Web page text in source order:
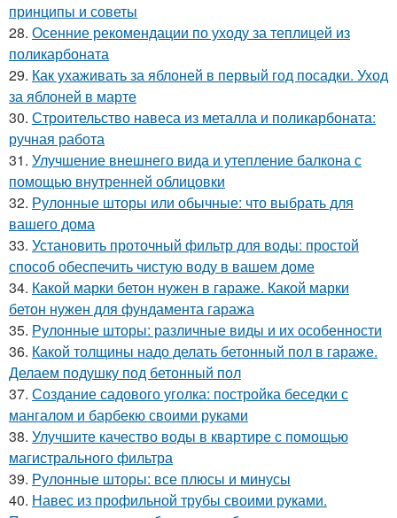
принципы и советы
28. Осенние рекомендации по уходу за теплицей из
поликарбоната
29. Как ухаживать за яблоней в первый год посадки. Уход
за яблоней в марте
30. Строительство навеса из металла и поликарбоната:
ручная работа
31. Улучшение внешнего вида и утепление балкона с
помощью внутренней облицовки
32. Рулонные шторы или обычные: что выбрать для
вашего дома
33. Установить проточный фильтр для воды: простой
способ обеспечить чистую воду в вашем доме
34. Какой марки бетон нужен в гараже. Какой марки
бетон нужен для фундамента гаража
35. Рулонные шторы: различные виды и их особенности
36. Какой толщины надо делать бетонный пол в гараже.
Делаем подушку под бетонный пол
37. Создание садового уголка: постройка беседки с
мангалом и барбекю своими руками
38. Улучшите качество воды в квартире с помощью
магистрального фильтра
39. Рулонные шторы: все плюсы и минусы
40. Навес из профильной трубы своими руками.